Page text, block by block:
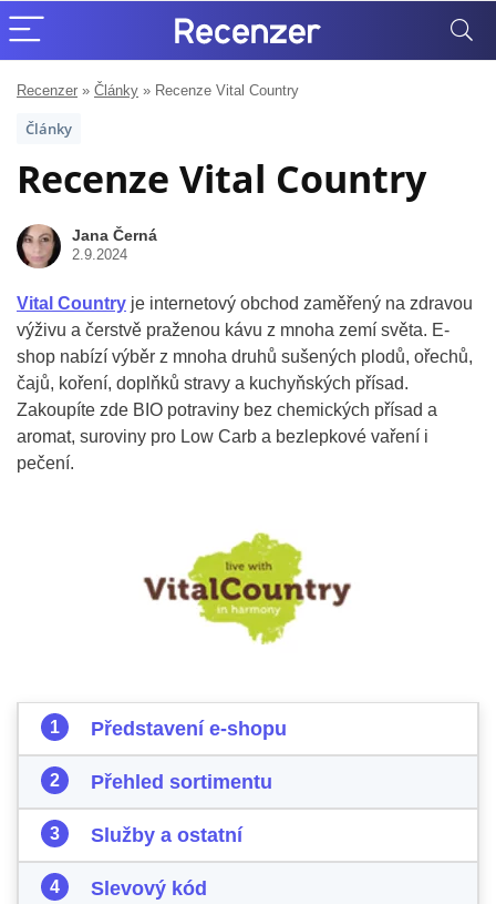
Recenzer » Články » Recenze Vital Country
Články
Recenze Vital Country
Jana Černá
2.9.2024
Vital Country je internetový obchod zaměřený na zdravou
výživu a čerstvě praženou kávu z mnoha zemí světa. E-
shop nabízí výběr z mnoha druhů sušených plodů, ořechů,
čajů, koření, doplňků stravy a kuchyňských přísad.
Zakoupíte zde BIO potraviny bez chemických přísad a
aromat, suroviny pro Low Carb a bezlepkové vaření i
pečení.
Představení e-shopu
Přehled sortimentu
Služby a ostatní
Slevový kód